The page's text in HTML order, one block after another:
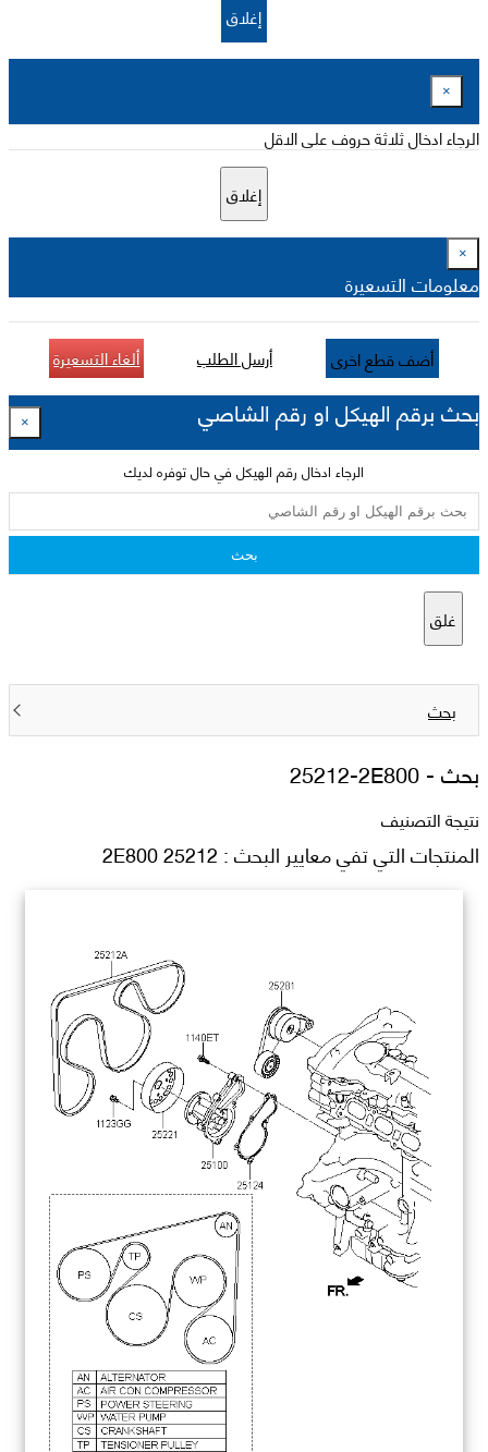
إغلاق
×
الرجاء ادخال ثلاثة حروف على الاقل
إغلاق
×
معلومات التسعيرة
أضف قطع اخرى أرسل الطلب ألغاء التسعيرة
بحث برقم الهيكل او رقم الشاصي ×
الرجاء ادخال رقم الهيكل في حال توفره لديك
بحث
غلق
بحث
بحث -25212-2E800
نتيجة التصنيف
المنتجات التي تفي معايير البحث : 25212 2E800